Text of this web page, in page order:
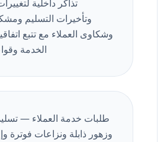
تذاكر داخلية
وتأخيرات التسليم
وشكاوى العملاء مع تتبع
الخدمة
طلبات خدمة العملاء —
وزهور ذابلة ونزاعات فوترة